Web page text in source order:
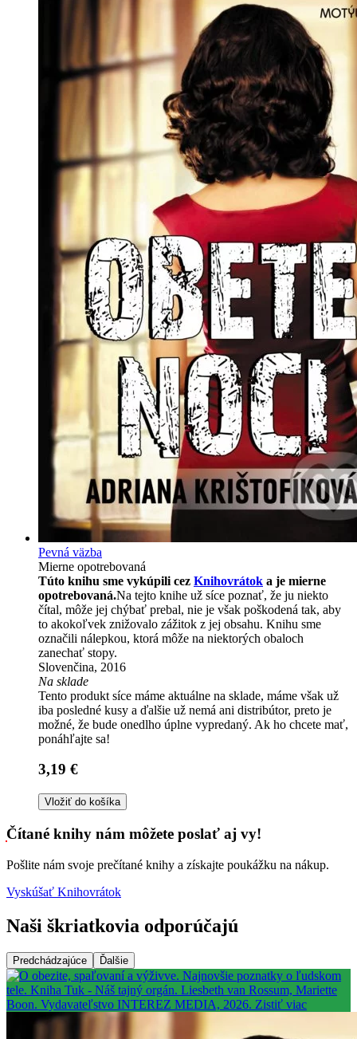
Pevná väzba
Mierne opotrebovaná
Túto knihu sme vykúpili cez Knihovrátok a je mierne
opotrebovaná.Na tejto knihe už síce poznať, že ju niekto
čítal, môže jej chýbať prebal, nie je však poškodená tak, aby
to akokoľvek znižovalo zážitok z jej obsahu. Knihu sme
označili nálepkou, ktorá môže na niektorých obaloch
zanechať stopy.
Slovenčina, 2016
Na sklade
Tento produkt síce máme aktuálne na sklade, máme však už
iba posledné kusy a ďalšie už nemá ani distribútor, preto je
možné, že bude onedlho úplne vypredaný. Ak ho chcete mať,
ponáhľajte sa!
3,19 €
Vložiť do košíka
Čítané knihy nám môžete poslať aj vy!
Pošlite nám svoje prečítané knihy a získajte poukážku na nákup.
Vyskúšať Knihovrátok
Naši škriatkovia odporúčajú
Predchádzajúce Ďalšie